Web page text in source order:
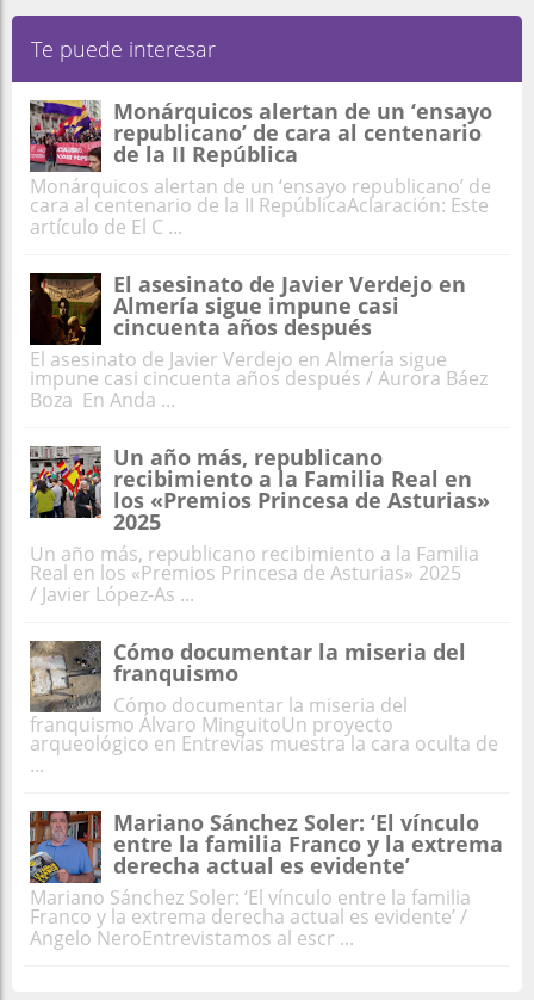
Te puede interesar
Monárquicos alertan de un ‘ensayo
republicano’ de cara al centenario
de la II República
Monárquicos alertan de un ‘ensayo republicano’ de
cara al centenario de la II RepúblicaAclaración: Este
artículo de El C ...
El asesinato de Javier Verdejo en
Almería sigue impune casi
cincuenta años después
El asesinato de Javier Verdejo en Almería sigue
impune casi cincuenta años después / Aurora Báez
Boza En Anda ...
Un año más, republicano
recibimiento a la Familia Real en
los «Premios Princesa de Asturias»
2025
Un año más, republicano recibimiento a la Familia
Real en los «Premios Princesa de Asturias» 2025
/ Javier López-As ...
Cómo documentar la miseria del
franquismo
Cómo documentar la miseria del
franquismo Álvaro MinguitoUn proyecto
arqueológico en Entrevías muestra la cara oculta de
...
Mariano Sánchez Soler: ‘El vínculo
entre la familia Franco y la extrema
derecha actual es evidente’
Mariano Sánchez Soler: ‘El vínculo entre la familia
Franco y la extrema derecha actual es evidente’ /
Angelo NeroEntrevistamos al escr ...